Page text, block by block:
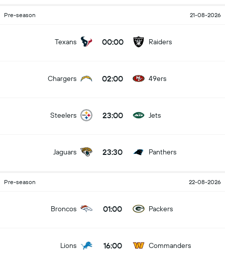
Pre-season 21-08-2026
Texans 00:00 Raiders
Chargers 02:00 49ers
Steelers 23:00 Jets
Jaguars 23:30 Panthers
Pre-season 22-08-2026
Broncos 01:00 Packers
Lions 16:00 Commanders